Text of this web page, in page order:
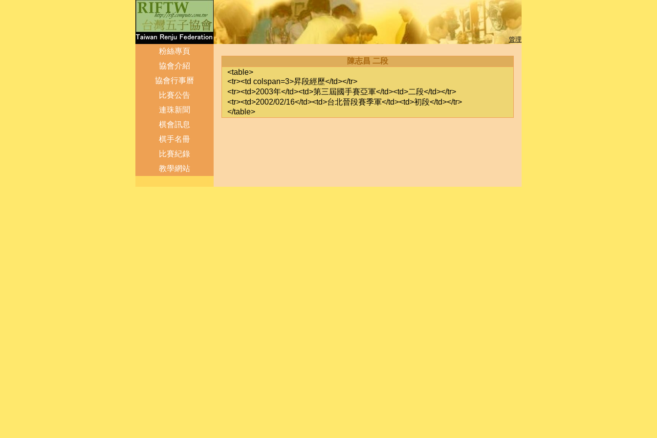
管理
粉絲專頁
協會介紹
協會行事曆
比賽公告
連珠新聞
棋會訊息
棋手名冊
比賽紀錄
教學網站
陳志昌 二段
<table>
<tr><td colspan=3>昇段經歷</td></tr>
<tr><td>2003年</td><td>第三屆國手賽亞軍</td><td>二段</td></tr>
<tr><td>2002/02/16</td><td>台北晉段賽季軍</td><td>初段</td></tr>
</table>